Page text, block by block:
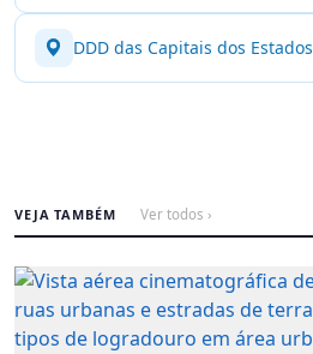
DDD das Capitais dos Estados
VEJA TAMBÉM Ver todos ›